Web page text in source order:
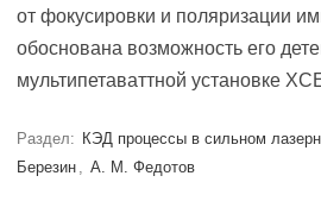
от фокусировки и поляризации
обоснована возможность его
мультипетаваттной установке
Раздел: КЭД процессы в сильном
Березин , А. М. Федотов